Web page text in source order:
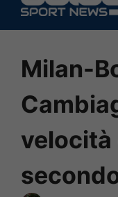
contenuto
Milan-
velocità